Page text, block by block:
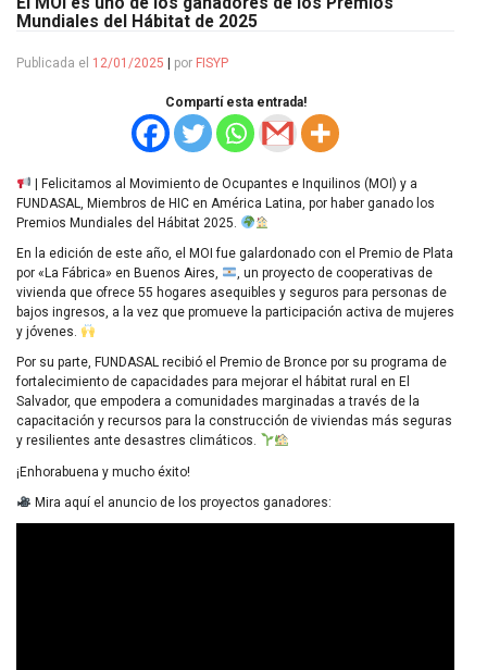
Mundiales del Hábitat de 2025
Publicada el 12/01/2025 | por FISYP
Compartí esta entrada!
| Felicitamos al Movimiento de Ocupantes e Inquilinos (MOI) y a
FUNDASAL, Miembros de HIC en América Latina, por haber ganado los
Premios Mundiales del Hábitat 2025.
En la edición de este año, el MOI fue galardonado con el Premio de Plata
por «La Fábrica» en Buenos Aires,
, un proyecto de cooperativas de
vivienda que ofrece 55 hogares asequibles y seguros para personas de
bajos ingresos, a la vez que promueve la participación activa de mujeres
y jóvenes.
Por su parte, FUNDASAL recibió el Premio de Bronce por su programa de
fortalecimiento de capacidades para mejorar el hábitat rural en El
Salvador, que empodera a comunidades marginadas a través de la
capacitación y recursos para la construcción de viviendas más seguras
y resilientes ante desastres climáticos.
¡Enhorabuena y mucho éxito!
Mira aquí el anuncio de los proyectos ganadores: